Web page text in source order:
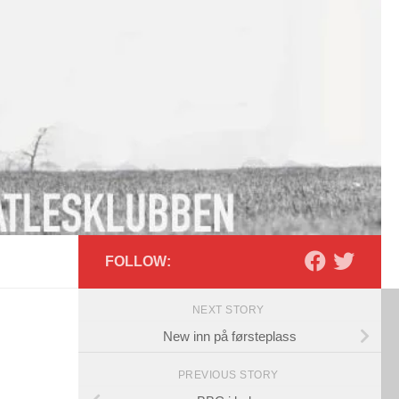
FOLLOW:
NEXT STORY
New inn på førsteplass
PREVIOUS STORY